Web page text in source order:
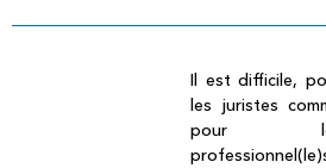
Il est difficile,
les juristes
pour